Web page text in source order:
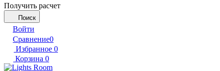
Получить расчет
Поиск
Войти
Сравнение0
Избранное 0
Корзина 0